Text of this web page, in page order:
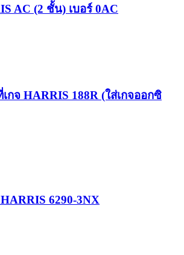
AC (2 ชั้น) เบอร์ 0AC
จ HARRIS 188R (ใส่เกจออกซิ
6290-3NX